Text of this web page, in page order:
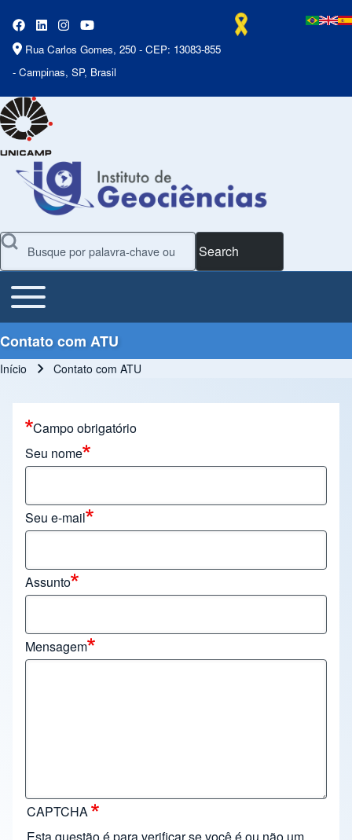
Rua Carlos Gomes, 250 - CEP: 13083-855
- Campinas, SP, Brasil
Search
Main Menu
Toggle main menu
Contato com ATU
Início Contato com ATU
Campo obrigatório
Seu nome
Seu e-mail
Assunto
Mensagem
CAPTCHA
Esta questão é para verificar se você é ou não um